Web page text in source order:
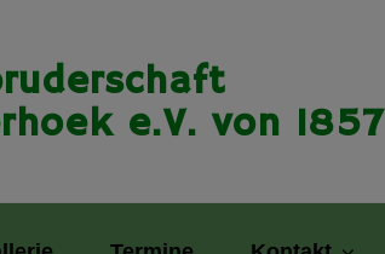
e.V. von 1857